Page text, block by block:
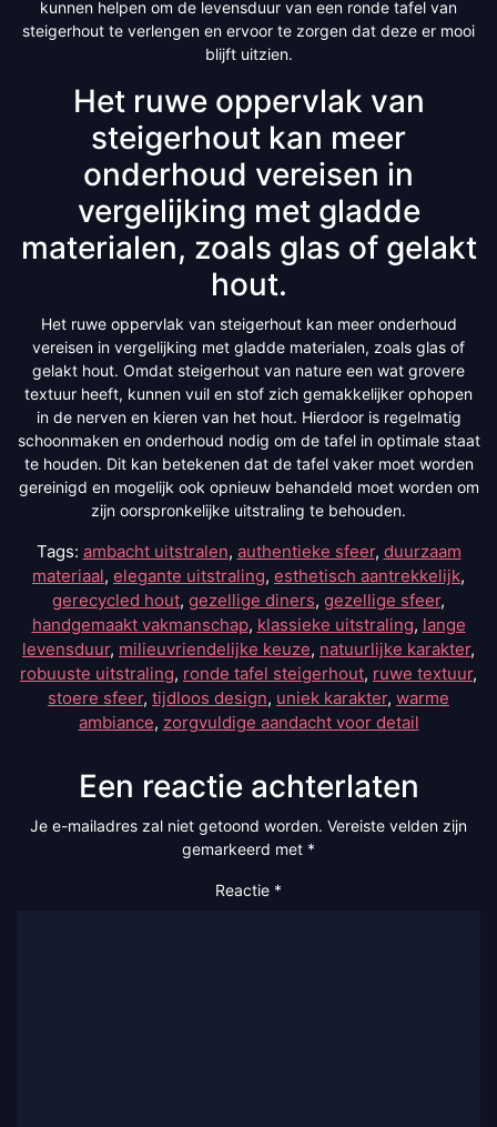
kunnen helpen om de levensduur van een ronde tafel van
steigerhout te verlengen en ervoor te zorgen dat deze er mooi
blijft uitzien.
Het ruwe oppervlak van
steigerhout kan meer
onderhoud vereisen in
vergelijking met gladde
materialen, zoals glas of gelakt
hout.
Het ruwe oppervlak van steigerhout kan meer onderhoud
vereisen in vergelijking met gladde materialen, zoals glas of
gelakt hout. Omdat steigerhout van nature een wat grovere
textuur heeft, kunnen vuil en stof zich gemakkelijker ophopen
in de nerven en kieren van het hout. Hierdoor is regelmatig
schoonmaken en onderhoud nodig om de tafel in optimale staat
te houden. Dit kan betekenen dat de tafel vaker moet worden
gereinigd en mogelijk ook opnieuw behandeld moet worden om
zijn oorspronkelijke uitstraling te behouden.
Tags: ambacht uitstralen, authentieke sfeer, duurzaam
materiaal, elegante uitstraling, esthetisch aantrekkelijk,
gerecycled hout, gezellige diners, gezellige sfeer,
handgemaakt vakmanschap, klassieke uitstraling, lange
levensduur, milieuvriendelijke keuze, natuurlijke karakter,
robuuste uitstraling, ronde tafel steigerhout, ruwe textuur,
stoere sfeer, tijdloos design, uniek karakter, warme
ambiance, zorgvuldige aandacht voor detail
Een reactie achterlaten
Je e-mailadres zal niet getoond worden. Vereiste velden zijn
gemarkeerd met *
Reactie *